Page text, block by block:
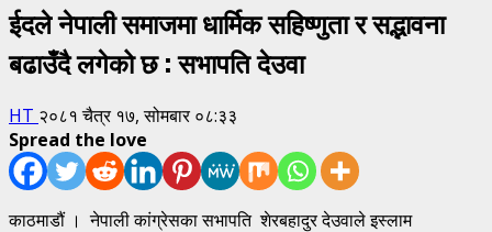
ईदले नेपाली समाजमा धार्मिक सहिष्णुता र सद्भावना
बढाउँदै लगेको छ : सभापति देउवा
HT २०८१ चैत्र १७, सोमबार ०८:३३
Spread the love
काठमाडौं । नेपाली कांग्रेसका सभापति शेरबहादुर देउवाले इस्लाम